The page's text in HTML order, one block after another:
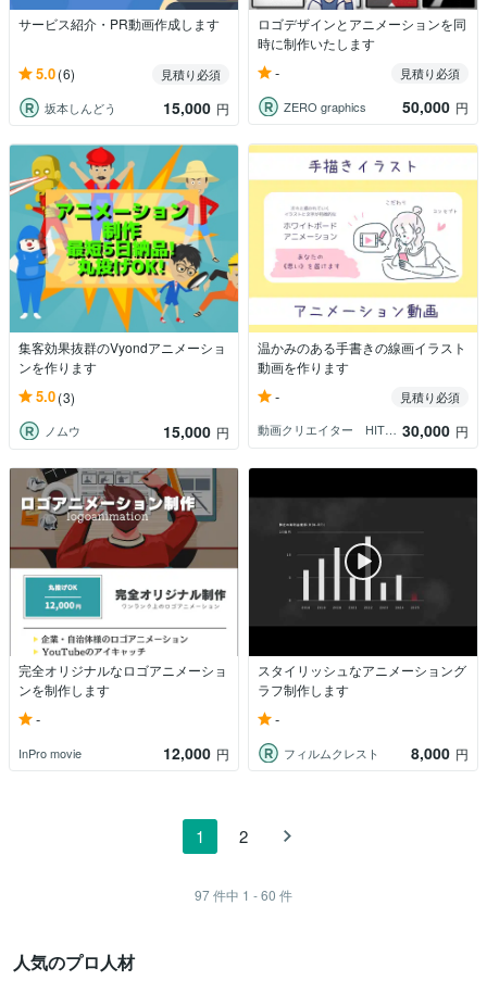
サービス紹介・PR動画作成します
5.0(6)
見積り必須
坂本しんどう
15,000 円
ロゴデザインとアニメーションを同
時に制作いたします
-
見積り必須
ZERO graphics
50,000 円
集客効果抜群のVyondアニメーショ
ンを作ります
5.0(3)
ノムウ 15,000 円
温かみのある手書きの線画イラスト
動画を作ります
-
見積り必須
動画クリエイター HITOMI 30,000 円
完全オリジナルなロゴアニメーショ
ンを制作します
-
InPro movie 12,000 円
スタイリッシュなアニメーショング
ラフ制作します
-
フィルムクレスト 8,000 円
1 2
97件中 1 - 60 件
人気のプロ人材